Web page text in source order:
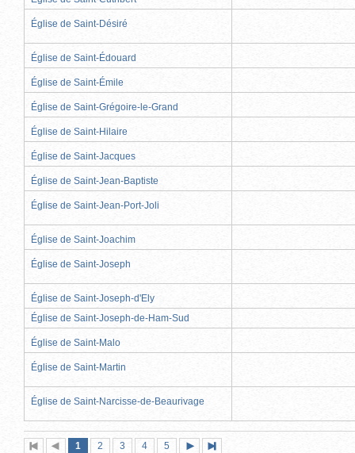
Église de Saint-Désiré
Église de Saint-Édouard
Église de Saint-Émile
Église de Saint-Grégoire-le-Grand
Église de Saint-Hilaire
Église de Saint-Jacques
Église de Saint-Jean-Baptiste
Église de Saint-Jean-Port-Joli
Église de Saint-Joachim
Église de Saint-Joseph
Église de Saint-Joseph-d'Ely
Église de Saint-Joseph-de-Ham-Sud
Église de Saint-Malo
Église de Saint-Martin
Église de Saint-Narcisse-de-Beaurivage
PremièrePage
Page
1 (pagePage
2 Page
3 Page
4 Page
5